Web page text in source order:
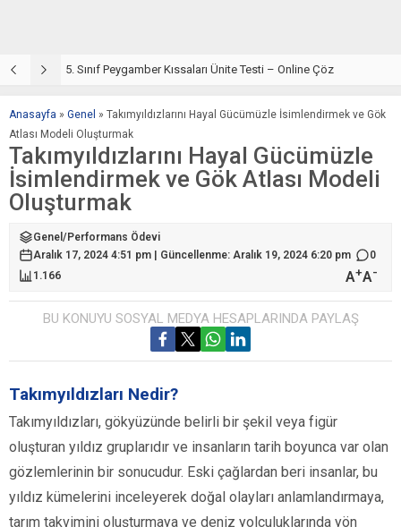
5. Sınıf Peygamber Kıssaları Ünite Testi – Online Çöz
Anasayfa » Genel » Takımyıldızlarını Hayal Gücümüzle İsimlendirmek ve Gök
Atlası Modeli Oluşturmak
Takımyıldızlarını Hayal Gücümüzle
İsimlendirmek ve Gök Atlası Modeli
Oluşturmak
Genel /Performans Ödevi
Aralık 17, 2024 4:51 pm | Güncellenme: Aralık 19, 2024 6:20 pm
0
1.166
A+A-
BU KONUYU SOSYAL MEDYA HESAPLARINDA PAYLAŞ
Takımyıldızları Nedir?
Takımyıldızları, gökyüzünde belirli bir şekil veya figür
oluşturan yıldız gruplarıdır ve insanların tarih boyunca var olan
gözlemlerinin bir sonucudur. Eski çağlardan beri insanlar, bu
yıldız kümelerini inceleyerek doğal olayları anlamlandırmaya,
tarım takvimini oluşturmaya ve deniz yolculuklarında yön